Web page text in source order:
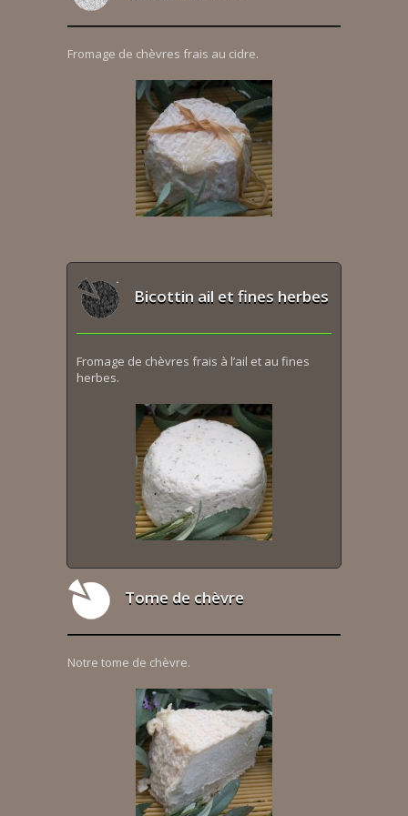
Fromage de chèvres frais au cidre.
Bicottin ail et fines herbes
Fromage de chèvres frais à l’ail et au fines
herbes.
Tome de chèvre
Notre tome de chèvre.